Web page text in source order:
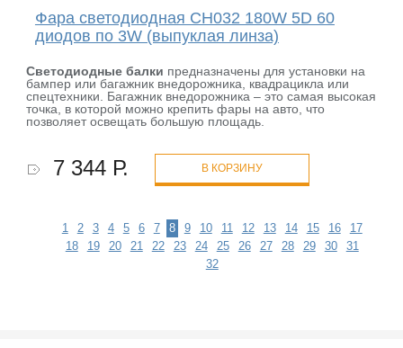
Фара светодиодная CH032 180W 5D 60
диодов по 3W (выпуклая линза)
Светодиодные балки предназначены для установки на
бампер или багажник внедорожника, квадрацикла или
спецтехники. Багажник внедорожника – это самая высокая
точка, в которой можно крепить фары на авто, что
позволяет освещать большую площадь.
7 344 Р. В КОРЗИНУ
1 2 3 4 5 6 7 8 9 10 11 12 13 14 15 16
17
18
19 20 21 22 23 24 25 26 27 28 29 30
31
32